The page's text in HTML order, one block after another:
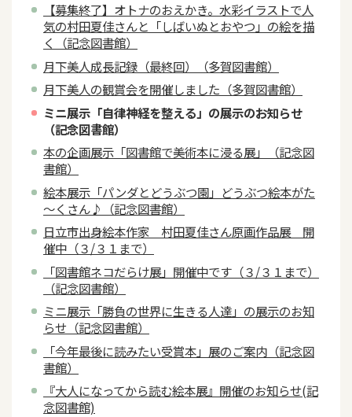
【募集終了】オトナのおえかき。水彩イラストで人
気の村田夏佳さんと「しばいぬとおやつ」の絵を描
く（記念図書館）
月下美人成長記録（最終回）（多賀図書館）
月下美人の観賞会を開催しました（多賀図書館）
ミニ展示「自律神経を整える」の展示のお知らせ
（記念図書館）
本の企画展示「図書館で美術本に浸る展」（記念図
書館）
絵本展示「パンダとどうぶつ園」どうぶつ絵本がた
～くさん♪（記念図書館）
日立市出身絵本作家 村田夏佳さん原画作品展 開
催中（３/３１まで）
「図書館ネコだらけ展」開催中です（３/３１まで）
（記念図書館）
ミニ展示「勝負の世界に生きる人達」の展示のお知
らせ（記念図書館）
「今年最後に読みたい受賞本」展のご案内（記念図
書館）
『大人になってから読む絵本展』開催のお知らせ(記
念図書館)